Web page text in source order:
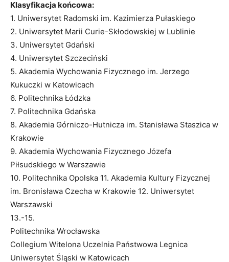
Klasyfikacja końcowa:
1. Uniwersytet Radomski im. Kazimierza Pułaskiego
2. Uniwersytet Marii Curie-Skłodowskiej w Lublinie
3. Uniwersytet Gdański
4. Uniwersytet Szczeciński
5. Akademia Wychowania Fizycznego im. Jerzego
Kukuczki w Katowicach
6. Politechnika Łódzka
7. Politechnika Gdańska
8. Akademia Górniczo-Hutnicza im. Stanisława Staszica w
Krakowie
9. Akademia Wychowania Fizycznego Józefa
Piłsudskiego w Warszawie
10. Politechnika Opolska 11. Akademia Kultury Fizycznej
im. Bronisława Czecha w Krakowie 12. Uniwersytet
Warszawski
13.-15.
Politechnika Wrocławska
Collegium Witelona Uczelnia Państwowa Legnica
Uniwersytet Śląski w Katowicach